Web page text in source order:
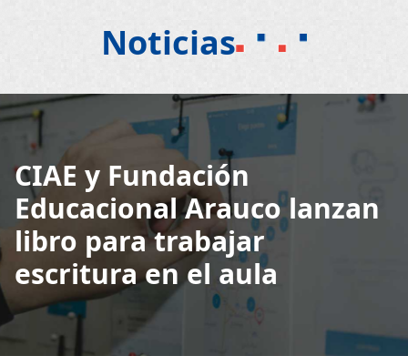
Noticias
CIAE y Fundación
Educacional Arauco lanzan
libro para trabajar
escritura en el aula